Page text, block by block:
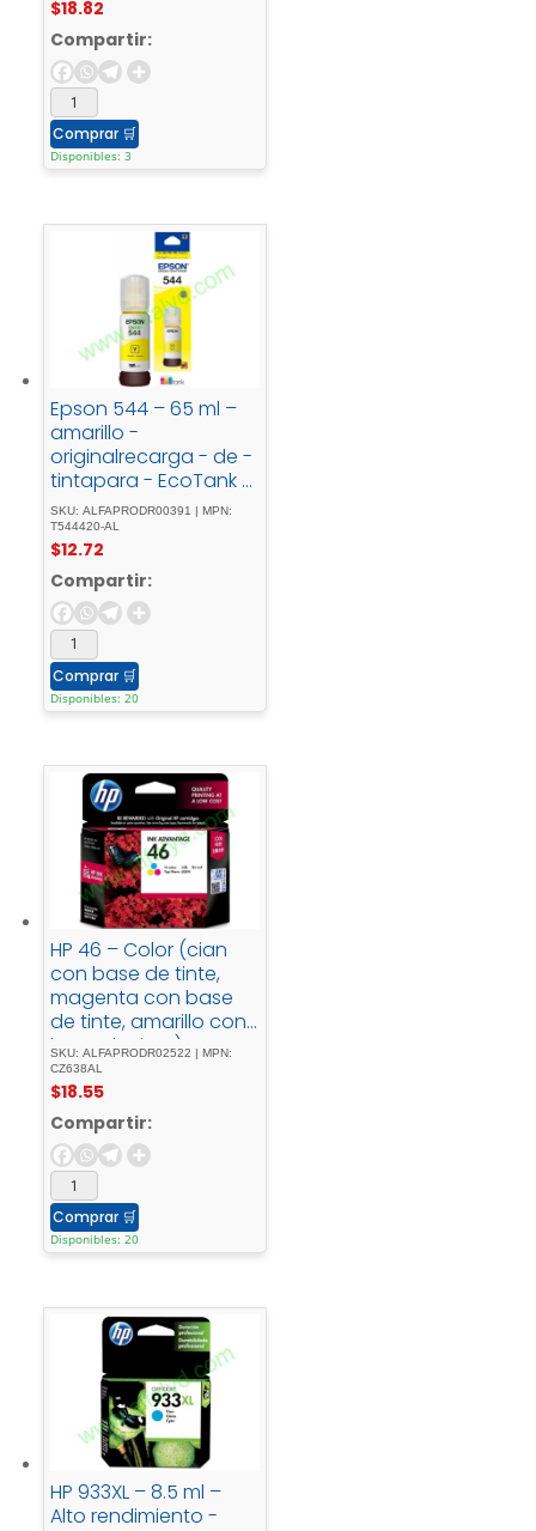
2529, - Ink -
Advantage - Ultra -
57XX, - Ultra - Ink -
Advantage - 2029
$18.82
Compartir:
Comprar 🛒
Disponibles: 3
Epson 544 – 65 ml –
amarillo -
originalrecarga - de -
tintapara - EcoTank -
L1110, - L1210, - L3110, -
L3150, - L3210, - L3250, -
L3260, - L5290
SKU: ALFAPRODR00391 | MPN:
T544420-AL
$12.72
Compartir:
Comprar 🛒
Disponibles: 20
HP 46 – Color (cian
con base de tinte,
magenta con base
de tinte, amarillo con
base de tinte) –
original - Ink -
Advantagecartucho -
de - tintapara -
Deskjet - Ink -
Advantage - Ultra -
2529, - Ink -
Advantage - Ultra -
4729
SKU: ALFAPRODR02522 | MPN:
CZ638AL
$18.55
Compartir:
Comprar 🛒
Disponibles: 20
HP 933XL – 8.5 ml –
Alto rendimiento -